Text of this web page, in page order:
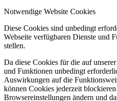
Notwendige Website Cookies
Diese Cookies sind unbedingt
Webseite verfügbaren Dienste und
stellen.
Da diese Cookies für die auf
und Funktionen unbedingt
Auswirkungen auf die
können Cookies jederzeit
Browsereinstellungen ändern und